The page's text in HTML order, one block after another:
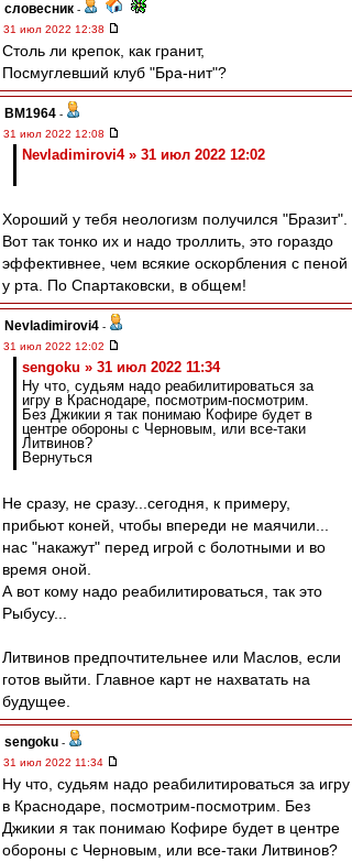
словесник -
31 июл 2022 12:38
Столь ли крепок, как гранит,
Посмуглевший клуб "Бра-нит"?
BM1964 -
31 июл 2022 12:08
Nevladimirovi4 » 31 июл 2022 12:02
Хороший у тебя неологизм получился "Бразит".
Вот так тонко их и надо троллить, это гораздо
эффективнее, чем всякие оскорбления с пеной
у рта. По Спартаковски, в общем!
Nevladimirovi4 -
31 июл 2022 12:02
sengoku » 31 июл 2022 11:34
Ну что, судьям надо реабилитироваться за
игру в Краснодаре, посмотрим-посмотрим.
Без Джикии я так понимаю Кофире будет в
центре обороны с Черновым, или все-таки
Литвинов?
Вернуться
Не сразу, не сразу...сегодня, к примеру,
прибьют коней, чтобы впереди не маячили...
нас "накажут" перед игрой с болотными и во
время оной.
А вот кому надо реабилитироваться, так это
Рыбусу...
Литвинов предпочтительнее или Маслов, если
готов выйти. Главное карт не нахватать на
будущее.
sengoku -
31 июл 2022 11:34
Ну что, судьям надо реабилитироваться за игру
в Краснодаре, посмотрим-посмотрим. Без
Джикии я так понимаю Кофире будет в центре
обороны с Черновым, или все-таки Литвинов?